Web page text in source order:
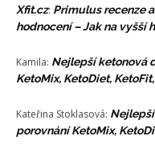
Xfit.cz: Primulus recenze
hodnocení – Jak na vyšší
Kamila: Nejlepší ketonová
KetoMix, KetoDiet,
Kateřina Stoklasová:
porovnání KetoMix,